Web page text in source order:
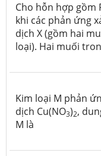
Cho hỗn hợp gồm
khi các phản ứng
dịch X (gồm hai
loại). Hai muối
Kim loại M phản
dịch Cu(NO3)2,
M là